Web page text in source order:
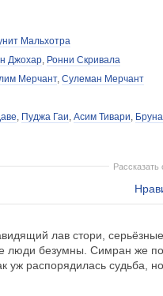
Мальхотра
Джохар, Ронни Скривала
Мерчант,Сулеман Мерчант
, Пуджа Гаи,Асим Тивари,
лав стори,
люди безумны. Симран же
уж распорядилась